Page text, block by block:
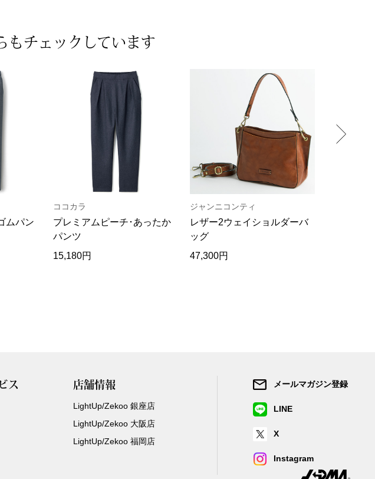
もチェックしています
ムパン
ココカラ
プレミアムピーチ･あったか
パンツ
15,180円
ジャンニコンティ
レザー2ウェイショルダーバ
ッグ
47,300円
ス 店舗情報
LightUp/Zekoo 銀座店
LightUp/Zekoo 大阪店
LightUp/Zekoo 福岡店
メールマガジン登録
LINE
X
Instagram